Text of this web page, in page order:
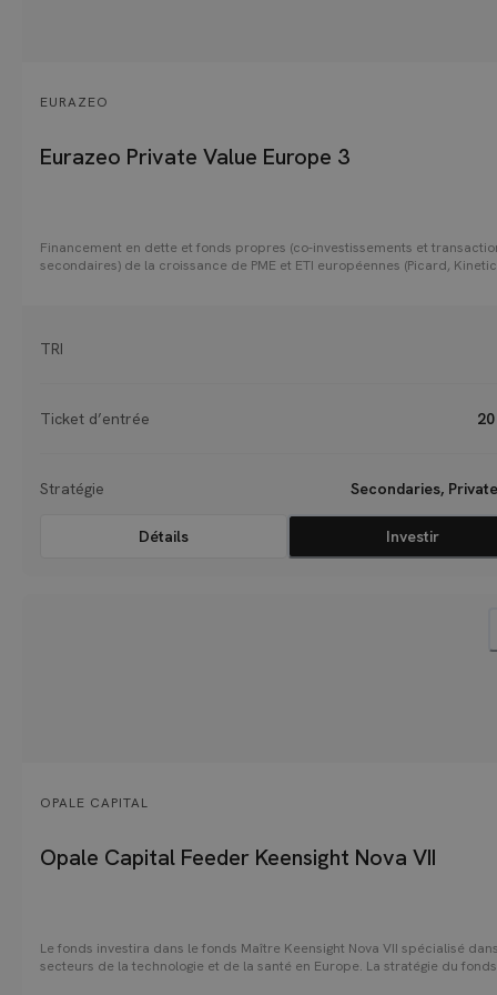
EURAZEO
Eurazeo Private Value Europe 3
Financement en dette et fonds propres (co-investissements et
secondaires) de la croissance de PME et ETI européennes (Picard,
TRI
Ticket d’entrée
Stratégie Secondaries,
Détails Investir
OPALE CAPITAL
Opale Capital Feeder Keensight Nova VII
Le fonds investira dans le fonds Maître Keensight Nova VII spécialisé
secteurs de la technologie et de la santé en Europe. La stratégie du